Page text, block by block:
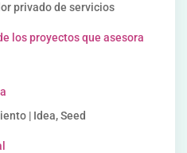
privado de servicios
los proyectos que asesora
| Idea, Seed